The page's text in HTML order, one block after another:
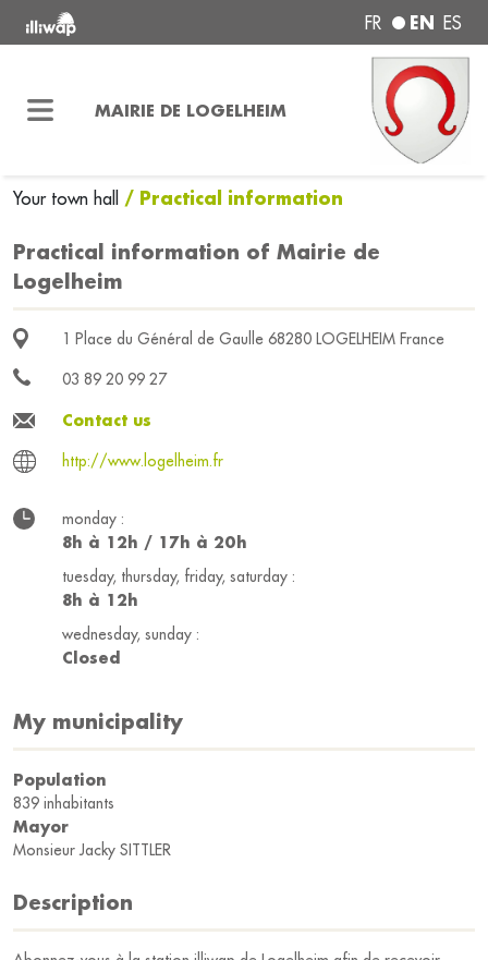
FR EN ES
MAIRIE DE LOGELHEIM
Your town hall / Practical information
Practical information of Mairie de
Logelheim
1 Place du Général de Gaulle 68280 LOGELHEIM France
03 89 20 99 27
Contact us
http://www.logelheim.fr
monday :
8h à 12h / 17h à 20h
tuesday, thursday, friday, saturday :
8h à 12h
wednesday, sunday :
Closed
My municipality
Population
839 inhabitants
Mayor
Monsieur Jacky SITTLER
Description